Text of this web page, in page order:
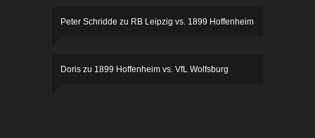
Peter Schridde zu RB Leipzig vs. 1899 Hoffenheim
Doris zu 1899 Hoffenheim vs. VfL Wolfsburg